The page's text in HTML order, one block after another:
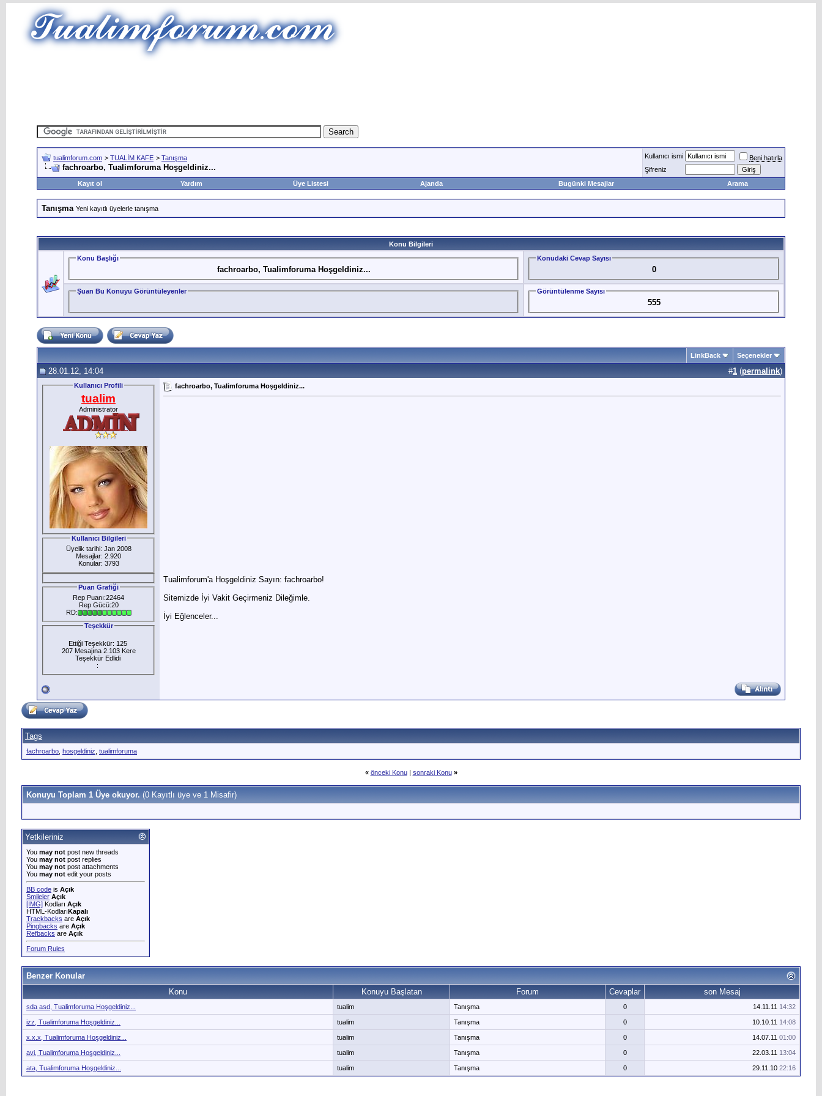
tualimforum.com > TUALİM KAFE > Tanışma
fachroarbo, Tualimforuma Hoşgeldiniz...
Kullanıcı ismi
Beni hatırla
Şifreniz
Kayıt ol
Yardım Üye Listesi Ajanda Bugünki Mesajlar Arama
Tanışma Yeni kayıtlı üyelerle tanışma
Konu Bilgileri
Konu Başlığı
fachroarbo, Tualimforuma Hoşgeldiniz...
Konudaki Cevap Sayısı
0
Şuan Bu Konuyu Görüntüleyenler Görüntülenme Sayısı
555
LinkBack Seçenekler
28.01.12, 14:04 #1 (permalink)
Kullanıcı Profili
tualim
Administrator
Kullanıcı Bilgileri
Üyelik tarihi: Jan 2008
Mesajlar: 2.920
Konular: 3793
Puan Grafiği
Rep Puanı:22464
Rep Gücü:20
RD:
Teşekkür
Ettiği Teşekkür: 125
207 Mesajına 2.103 Kere
Teşekkür Edlidi
:
fachroarbo, Tualimforuma Hoşgeldiniz...
Tualimforum'a Hoşgeldiniz Sayın: fachroarbo!
Sitemizde İyi Vakit Geçirmeniz Dileğimle.
İyi Eğlenceler...
Tags
fachroarbo hosgeldiniz tualimforuma
« önceki Konu| sonraki Konu »
Konuyu Toplam 1 Üye okuyor. (0 Kayıtlı üye ve 1 Misafir)
Yetkileriniz
You may not post new threads
You may not post replies
You may not post attachments
You may not edit your posts
BB code is Açık
Smileler Açık
[IMG] Kodları Açık
HTML-KodlarıKapalı
Trackbacks are Açık
Pingbacks are Açık
Refbacks are Açık
Forum Rules
Benzer Konular
Konu
Konuyu Başlatan Forum Cevaplar son Mesaj
sda asd, Tualimforuma Hoşgeldiniz... tualim Tanışma 0 14.11.11 14:32
izz, Tualimforuma Hoşgeldiniz... tualim Tanışma 0 10.10.11 14:08
x.x.x, Tualimforuma Hoşgeldiniz... tualim Tanışma 0 14.07.11 01:00
avi, Tualimforuma Hoşgeldiniz... tualim Tanışma 0 22.03.11 13:04
ata, Tualimforuma Hoşgeldiniz... tualim Tanışma 0 29.11.10 22:16